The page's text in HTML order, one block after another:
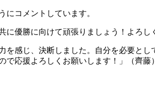
にコメントしています。
に優勝に向けて頑張りましょう！よろし
を感じ、決断しました。自分を必要と
で応援よろしくお願いします！」（齊藤）